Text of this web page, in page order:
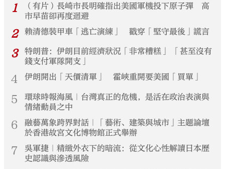
1
（有片）長崎市長明確指出美國軍機投下原子彈 高
市早苗卻再度迴避
2 賴清德裝甲車「逃亡演練」 戳穿「堅守最後」謊言
3
特朗普：伊朗目前經濟狀況「非常糟糕」 「甚至沒有
錢支付軍隊開支」
4 伊朗開出「天價清單」 霍峽重開要美國「買單」
5
環球時報海風｜台灣真正的危機，是活在政治表演與
情緒動員之中
6
融藝萬象跨界對話｜「藝術、建築與城市」主題論壇
於香港故宮文化博物館正式舉辦
7
吳軍捷｜精緻外衣下的暗流：從文化心性解讀日本歷
史認識與滲透風險